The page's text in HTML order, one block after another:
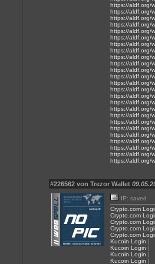
https://aldf.org/
https://aldf.org/
https://aldf.org/
https://aldf.org/
https://aldf.org/
https://aldf.org/
https://aldf.org/
https://aldf.org/
https://aldf.org/
https://aldf.org/
https://aldf.org/
https://aldf.org/
https://aldf.org/
https://aldf.org/
https://aldf.org/
https://aldf.org/
https://aldf.org/
https://aldf.org/
https://aldf.org/
https://aldf.org/
https://aldf.org/
https://aldf.org/
https://aldf.org/
https://aldf.org/
https://aldf.org/
#226562 von Trezor Wallet
IP: saved
Crypto.com
Crypto.com
Crypto.com
Crypto.com
Crypto.com
Kucoin Login |
Kucoin Login |
Kucoin Login |
Kucoin Login |